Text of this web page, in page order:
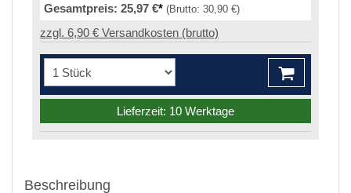
Gesamtpreis: 25,97 €* (Brutto: 30,90 €)
zzgl. 6,90 € Versandkosten (brutto)
Lieferzeit: 10 Werktage
Beschreibung